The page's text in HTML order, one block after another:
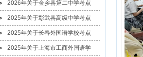
2026年关于金乡县第二中学考点
2025年关于彰武县高级中学考点
2025年关于长春外国语学校考点
2025年关于上海市工商外国语学